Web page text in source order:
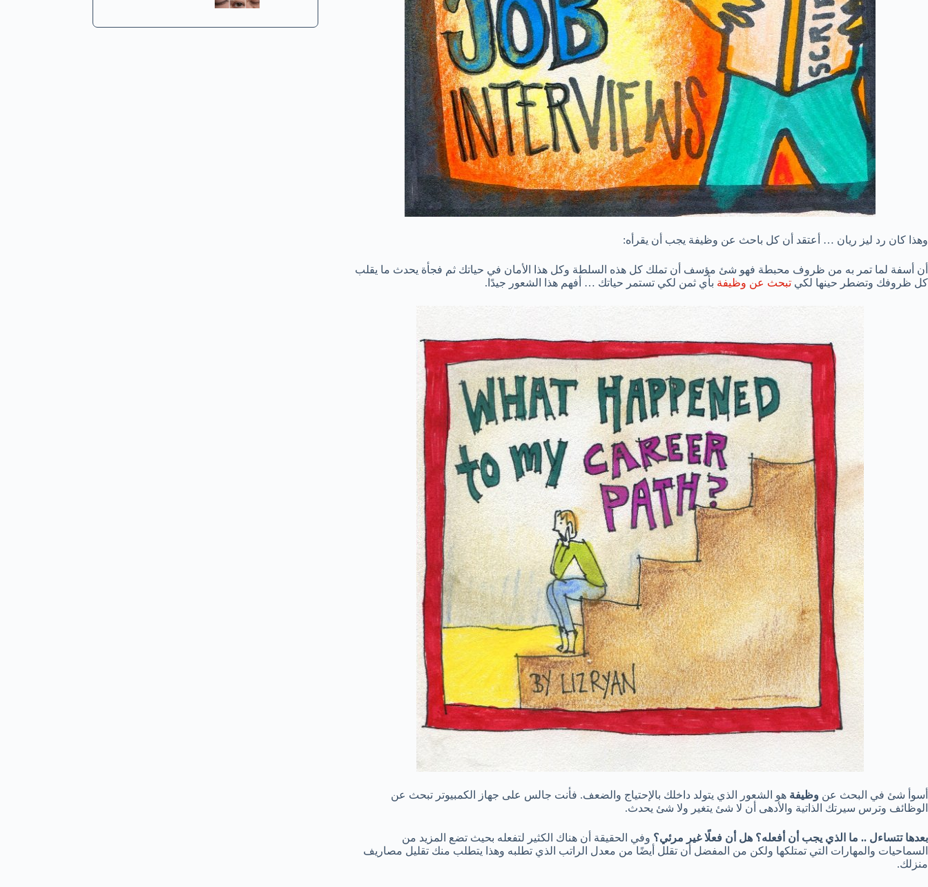
وهذا كان رد ليز ريان … أعتقد أن كل باحث عن وظيفة يجب أن يقرأه:
أن أسفة لما تمر به من ظروف محبطة فهو شئ مؤسف أن تملك كل هذه السلطة وكل هذا الأمان في حياتك ثم فجأة يحدث ما يقلب
كل ظروفك وتضطر حينها لكي تبحث عن وظيفة بأي ثمن لكي تستمر حياتك … أفهم هذا الشعور جيدًا.
أسوأ شئ في البحث عن وظيفة هو الشعور الذي يتولد داخلك بالإحتياج والضعف. فأنت جالس على جهاز الكمبيوتر تبحث عن
الوظائف وترس سيرتك الذاتية والأدهى أن لا شئ يتغير ولا شئ يحدث.
بعدها تتساءل .. ما الذي يجب أن أفعله؟ هل أن فعلًا غير مرئي؟ وفي الحقيقة أن هناك الكثير لتفعله بحيث تضع المزيد من
السماحيات والمهارات التي تمتلكها ولكن من المفضل أن تقلل أيضًا من معدل الراتب الذي تطلبه وهذا يتطلب منك تقليل مصاريف
منزلك.